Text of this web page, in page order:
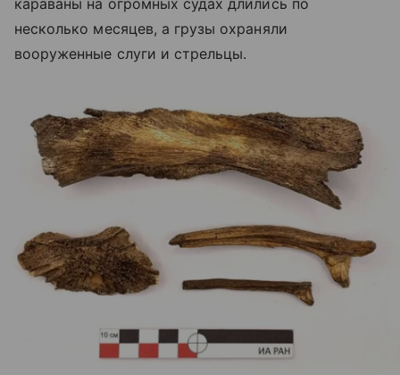
несколько месяцев, а грузы охраняли
вооруженные слуги и стрельцы.